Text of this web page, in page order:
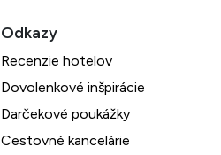
Recenzie hotelov
Dovolenkové inšpirácie
Darčekové poukážky
Cestovné kancelárie